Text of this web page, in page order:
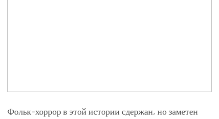
Фольк-хоррор в этой истории сдержан, но заметен